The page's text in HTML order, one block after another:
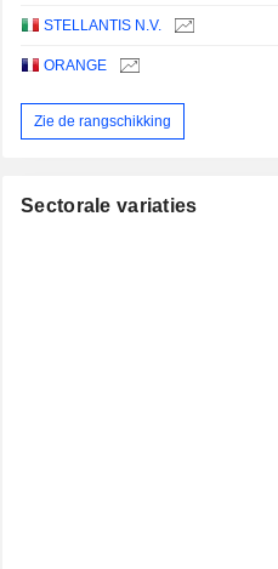
STELLANTIS N.V.
ORANGE
Zie de rangschikking
Sectorale variaties